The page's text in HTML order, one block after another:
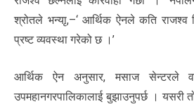
श्रोतले भन्याृ,–‘ आर्थिक ऐनले कति राजश्व
प्रष्ट व्यवस्था गरेको छ ।’
आर्थिक ऐन अनुसार, मसाज सेन्टरले
उपमहानगरपालिकालाई बुझाउनुपर्छ । यसरी